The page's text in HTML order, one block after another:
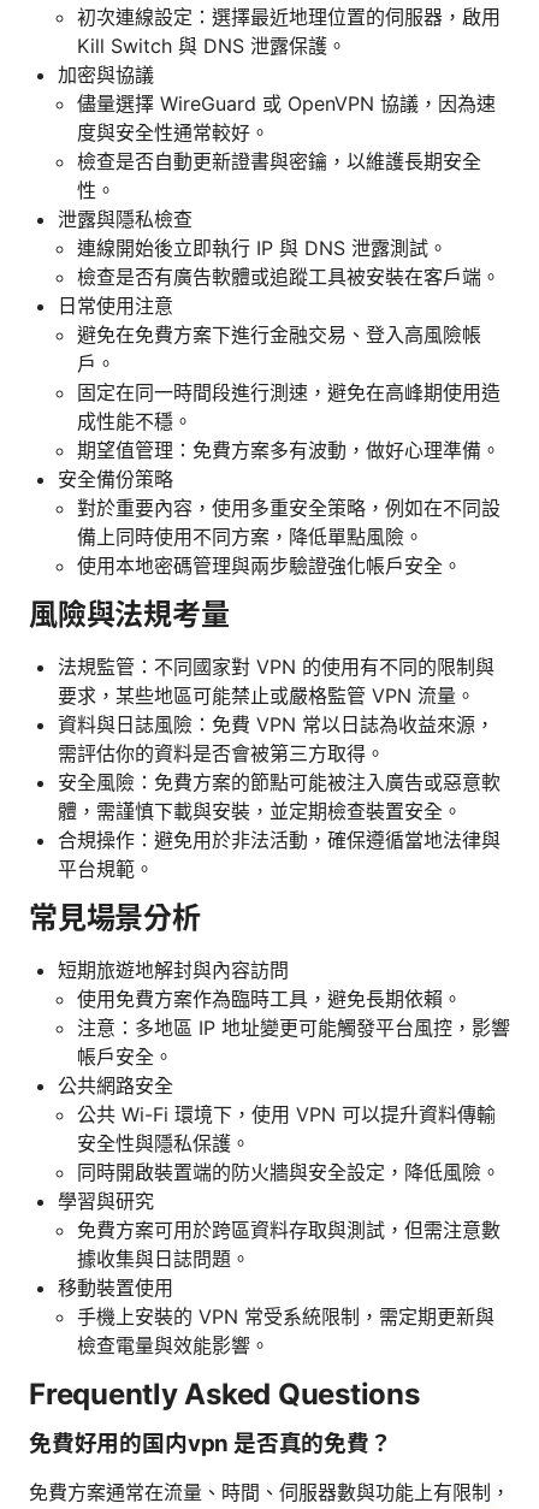
初次連線設定：選擇最近地理位置的伺服器，啟用
Kill Switch 與 DNS 泄露保護。
加密與協議
儘量選擇 WireGuard 或 OpenVPN 協議，因為速
度與安全性通常較好。
檢查是否自動更新證書與密鑰，以維護長期安全
性。
泄露與隱私檢查
連線開始後立即執行 IP 與 DNS 泄露測試。
檢查是否有廣告軟體或追蹤工具被安裝在客戶端。
日常使用注意
避免在免費方案下進行金融交易、登入高風險帳
戶。
固定在同一時間段進行測速，避免在高峰期使用造
成性能不穩。
期望值管理：免費方案多有波動，做好心理準備。
安全備份策略
對於重要內容，使用多重安全策略，例如在不同設
備上同時使用不同方案，降低單點風險。
使用本地密碼管理與兩步驗證強化帳戶安全。
風險與法規考量
法規監管：不同國家對 VPN 的使用有不同的限制與
要求，某些地區可能禁止或嚴格監管 VPN 流量。
資料與日誌風險：免費 VPN 常以日誌為收益來源，
需評估你的資料是否會被第三方取得。
安全風險：免費方案的節點可能被注入廣告或惡意軟
體，需謹慎下載與安裝，並定期檢查裝置安全。
合規操作：避免用於非法活動，確保遵循當地法律與
平台規範。
常見場景分析
短期旅遊地解封與內容訪問
使用免費方案作為臨時工具，避免長期依賴。
注意：多地區 IP 地址變更可能觸發平台風控，影響
帳戶安全。
公共網路安全
公共 Wi-Fi 環境下，使用 VPN 可以提升資料傳輸
安全性與隱私保護。
同時開啟裝置端的防火牆與安全設定，降低風險。
學習與研究
免費方案可用於跨區資料存取與測試，但需注意數
據收集與日誌問題。
移動裝置使用
手機上安裝的 VPN 常受系統限制，需定期更新與
檢查電量與效能影響。
Frequently Asked Questions
免費好用的国内vpn 是否真的免費？
免費方案通常在流量、時間、伺服器數與功能上有限制，